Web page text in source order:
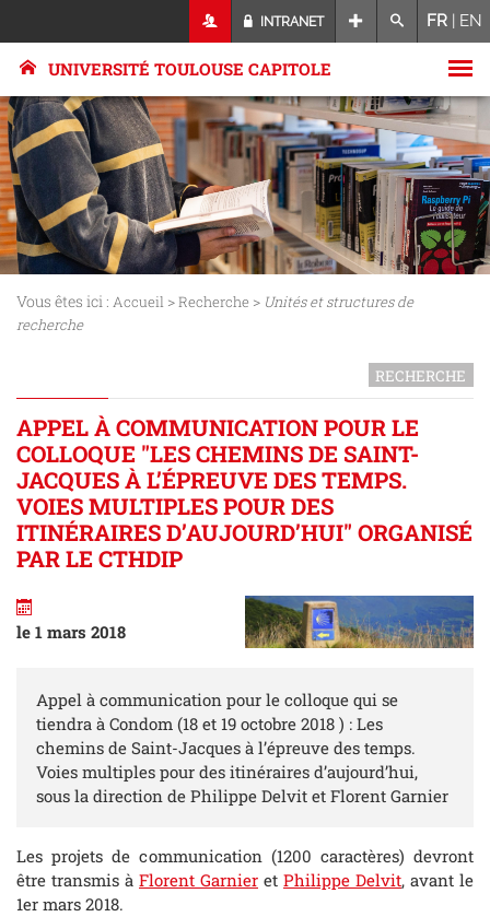
INTRANET FR | EN
UNIVERSITÉ TOULOUSE CAPITOLE
Vous êtes ici : Accueil >Recherche > Unités et structures de
recherche
RECHERCHE
APPEL À COMMUNICATION POUR LE
COLLOQUE "LES CHEMINS DE SAINT-
JACQUES À L’ÉPREUVE DES TEMPS.
VOIES MULTIPLES POUR DES
ITINÉRAIRES D’AUJOURD’HUI" ORGANISÉ
PAR LE CTHDIP
le 1 mars 2018
Appel à communication pour le colloque qui se
tiendra à Condom (18 et 19 octobre 2018 ) : Les
chemins de Saint-Jacques à l’épreuve des temps.
Voies multiples pour des itinéraires d’aujourd’hui,
sous la direction de Philippe Delvit et Florent Garnier
Les projets de communication (1200 caractères) devront
être transmis à Florent Garnier et Philippe Delvit, avant le
1er mars 2018.